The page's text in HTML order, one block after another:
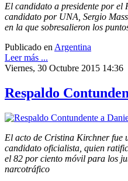
El candidato a presidente por el
candidato por UNA, Sergio
en la que sobresalieron los
Publicado en Argentina
Leer más ...
Viernes, 30 Octubre 2015 14:36
Respaldo
El acto de Cristina Kirchner fue
candidato oficialista, quien
el 82 por ciento móvil para los
narcotráfico